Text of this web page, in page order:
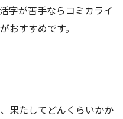
字が苦手ならコミカライ
おすすめです。
果たしてどんくらいかか